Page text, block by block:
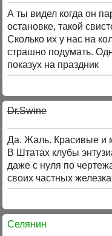
А ты видел когда он
остановке, такой
Сколько их у нас на
страшно подумать.
показух на праздник
Dr.Swine
Да. Жаль. Красивые и
В Штатах клубы
даже с нуля по
своих частных
Селянин